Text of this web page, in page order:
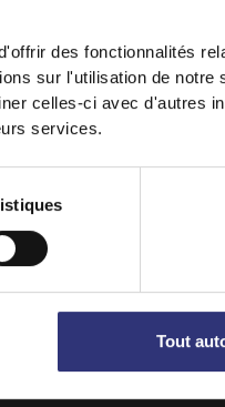
des fonctionnalités
sur l'utilisation de notre
celles-ci avec d'autres
services.
Tout
graines sont